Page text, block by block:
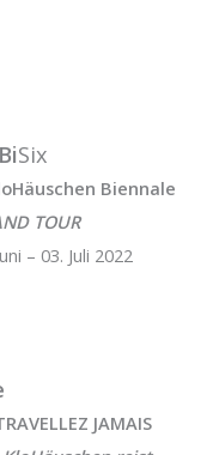
Six
Biennale
TOUR
– 03. Juli 2022
JAMAIS